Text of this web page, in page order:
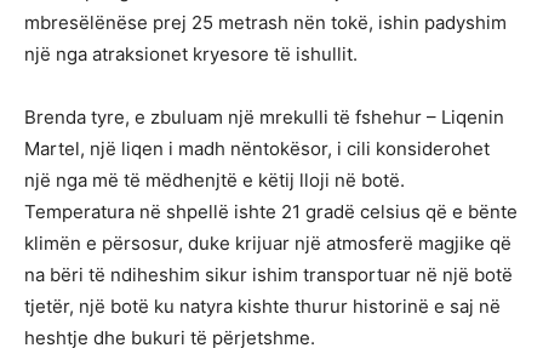
mbresëlënëse prej 25 metrash nën tokë, ishin padyshim
një nga atraksionet kryesore të ishullit.
Brenda tyre, e zbuluam një mrekulli të fshehur – Liqenin
Martel, një liqen i madh nëntokësor, i cili konsiderohet
një nga më të mëdhenjtë e këtij lloji në botë.
Temperatura në shpellë ishte 21 gradë celsius që e bënte
klimën e përsosur, duke krijuar një atmosferë magjike që
na bëri të ndiheshim sikur ishim transportuar në një botë
tjetër, një botë ku natyra kishte thurur historinë e saj në
heshtje dhe bukuri të përjetshme.